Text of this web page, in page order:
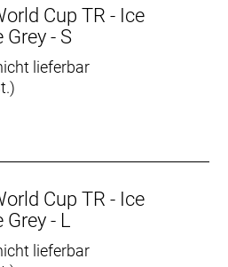
3 modes: Lockout-
Debon Air / Reb. Adj. /
/ T165X45mm
mm
AXS Transmission 12
Shift System
Eagle AXS Rocker Controller
Transmission, DUB /
Cup TR - Ice
- S
lieferbar
Cup TR - Ice
- L
lieferbar